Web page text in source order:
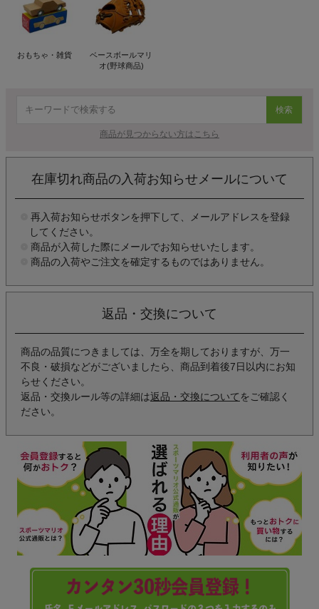
おもちゃ・雑貨
ベースボールマリ
オ(野球商品)
検索
商品が見つからない方はこちら
在庫切れ商品の入荷お知らせメールについて
再入荷お知らせボタンを押下して、メールアドレスを登録
してください。
商品が入荷した際にメールでお知らせいたします。
商品の入荷やご注文を確定するものではありません。
返品・交換について
商品の品質につきましては、万全を期しておりますが、万一
不良・破損などがございましたら、商品到着後7日以内にお知
らせください。
返品・交換ルール等の詳細は返品・交換について をご確認く
ださい。